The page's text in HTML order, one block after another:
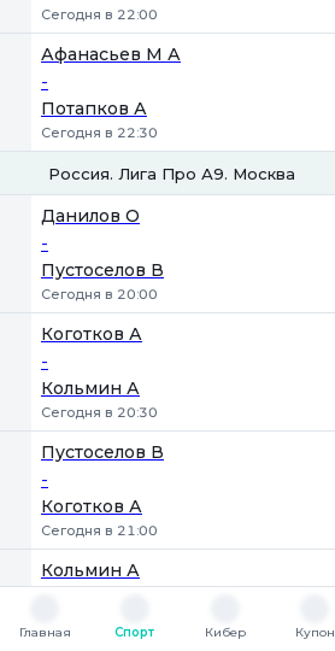
Сегодня в 22:00
Афанасьев М А
-
Потапков А
Сегодня в 22:30
Россия. Лига Про А9. Москва
Данилов О
-
Пустоселов В
Сегодня в 20:00
Коготков А
-
Кольмин А
Сегодня в 20:30
Пустоселов В
-
Коготков А
Сегодня в 21:00
Кольмин А
Данилов О
Главная
Спорт
Кибер
Купон